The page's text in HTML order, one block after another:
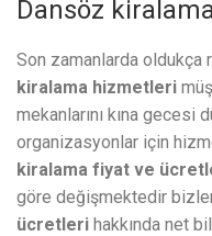
Dansöz
Son zamanlarda oldukça
kiralama hizmetleri
mekanlarını kına gecesi
organizasyonlar için
kiralama fiyat ve
göre değişmektedir
ücretleri hakkında net